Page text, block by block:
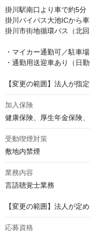
掛川駅南口より車で約5分
掛川バイパス大池ICから
掛川市街地循環バス（北
・マイカー通勤可／駐車
・通勤用送迎車あり（日勤
【変更の範囲】法人が指
加入保険
健康保険、厚生年金保険
受動喫煙対策
敷地内禁煙
業務内容
言語聴覚士業務
【変更の範囲】法人が定
応募資格